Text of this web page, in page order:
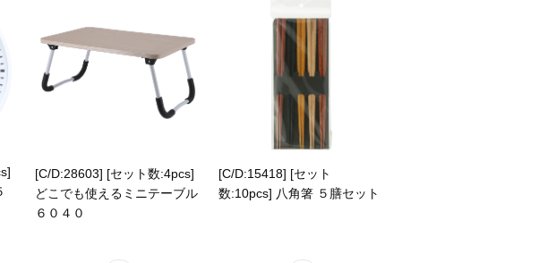
[C/D:28603] [セット数:4pcs]
どこでも使えるミニテーブル
６０４０
[C/D:15418] [セット
数:10pcs] 八角箸 ５膳セット